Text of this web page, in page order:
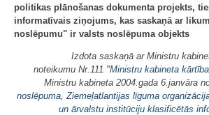
politikas plānošanas dokumenta projekts,
informatīvais ziņojums, kas saskaņā ar
noslēpumu" ir valsts noslēpuma objekts
Izdota saskaņā ar Ministru
noteikumu Nr.111 "Ministru kabineta
Ministru kabineta 2004.gada 6.janvāra
noslēpuma, Ziemeļatlantijas līguma
un ārvalstu institūciju klasificētās